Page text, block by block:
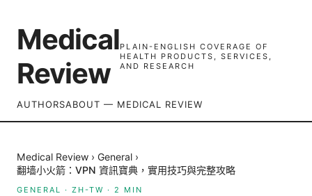
Medical
Review
PLAIN-ENGLISH COVERAGE OF
HEALTH PRODUCTS, SERVICES,
AND RESEARCH
AUTHORSABOUT — MEDICAL REVIEW
Medical Review › General ›
翻墙小火箭：VPN 資訊寶典，實用技巧與完整攻略
GENERAL · ZH-TW · 2 MIN